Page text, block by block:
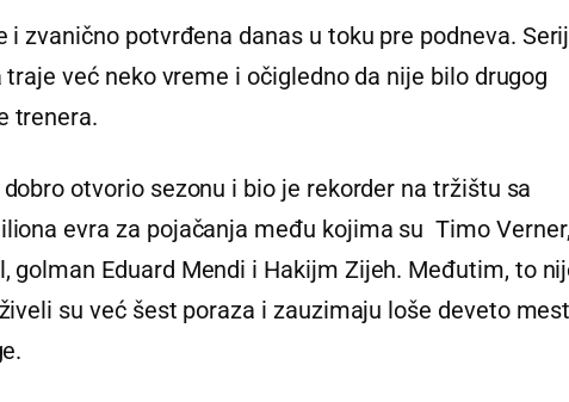
i zvanično potvrđena danas u toku pre podneva.
već neko vreme i očigledno da nije bilo drugog
trenera.
otvorio sezonu i bio je rekorder na tržištu sa
evra za pojačanja među kojima su Timo
golman Eduard Mendi i Hakijm Zijeh. Međutim, to
su već šest poraza i zauzimaju loše deveto